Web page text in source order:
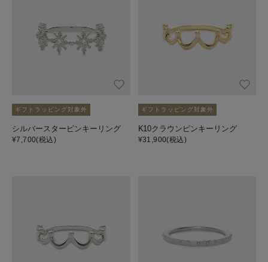
ギフトラッピング対象外
シルバースターピンキーリング
¥7,700(税込)
ギフトラッピング対象外
K10クラウンピンキーリング
¥31,900(税込)